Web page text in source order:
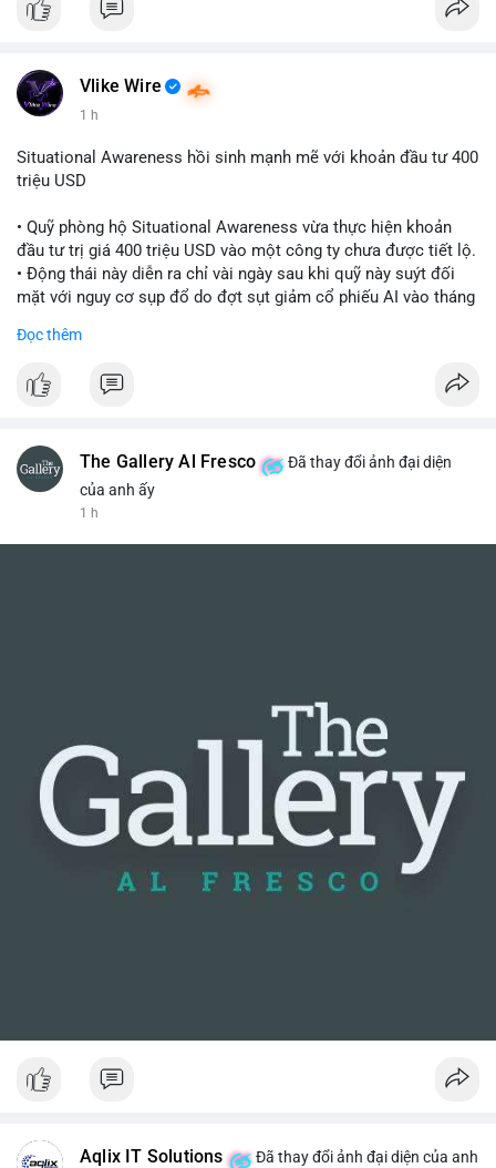
Vlike Wire
1 h
Situational Awareness hồi sinh mạnh mẽ với khoản đầu tư 400
triệu USD
• Quỹ phòng hộ Situational Awareness vừa thực hiện khoản
đầu tư trị giá 400 triệu USD vào một công ty chưa được tiết lộ.
• Động thái này diễn ra chỉ vài ngày sau khi quỹ này suýt đối
mặt với nguy cơ sụp đổ do đợt sụt giảm cổ phiếu AI vào tháng
• Sự trở lại này đánh dấu bước phục hồi đáng chú ý của quỹ
$btc $eth
Đọc thêm
The Gallery Al Fresco
Đã thay đổi ảnh đại diện
của anh ấy
1 h
Aqlix IT Solutions
Đã thay đổi ảnh đại diện của anh